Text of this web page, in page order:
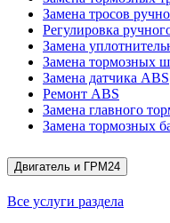
Замена тросов
Регулировка
Замена
Замена тормозных
Замена датчика ABS
Ремонт ABS
Замена главного
Замена тормозных
Двигатель и ГРМ24
Все услуги раздела